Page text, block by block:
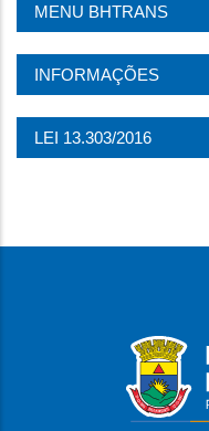
PÁGINA
MENU BHTRANS
INFORMAÇÕES
LEI 13.303/2016